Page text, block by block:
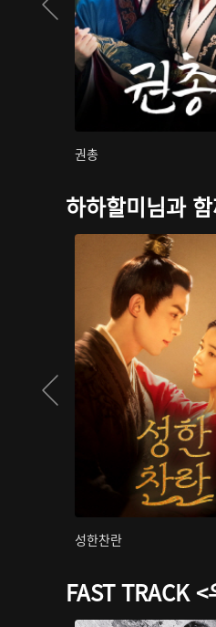
권총
하하할미님과
성한찬란
FAST TRACK <